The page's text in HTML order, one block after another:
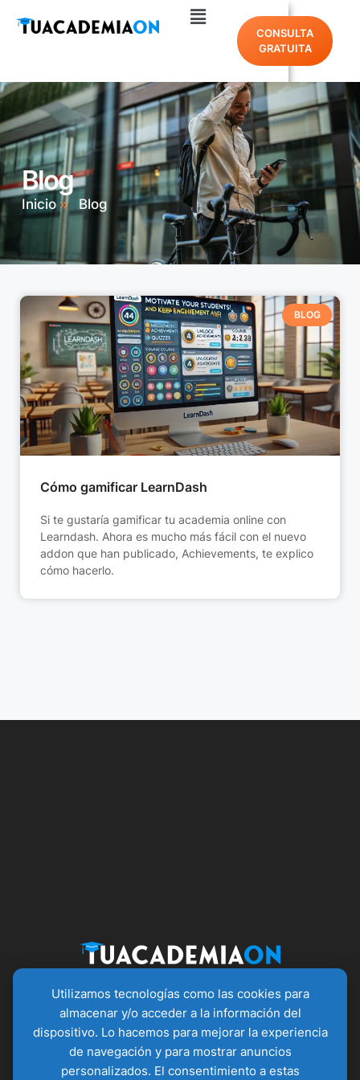
Utilizamos tecnologías como las cookies para
almacenar y/o acceder a la información del
dispositivo. Lo hacemos para mejorar la experiencia
de navegación y para mostrar anuncios
personalizados. El consentimiento a estas
CONSULTA
GRATUITA
Blog
Inicio Blog
BLOG
Cómo gamificar LearnDash
Si te gustaría gamificar tu academia online con
Learndash. Ahora es mucho más fácil con el nuevo
addon que han publicado, Achievements, te explico
cómo hacerlo.
Servicios
Creación
Información
de contacto
Murcia,
Servicios
Política de